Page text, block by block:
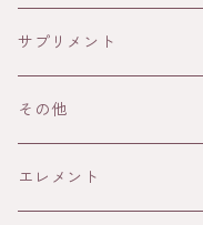
HONEY IN THE GARDEN
ANAYA
13Honey
サプリメント
その他
書籍
エレメント